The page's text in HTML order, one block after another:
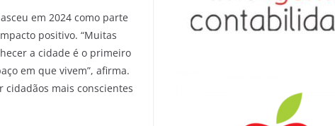
em 2024 como parte
positivo. “Muitas
a cidade é o primeiro
em que vivem”, afirma.
mais conscientes